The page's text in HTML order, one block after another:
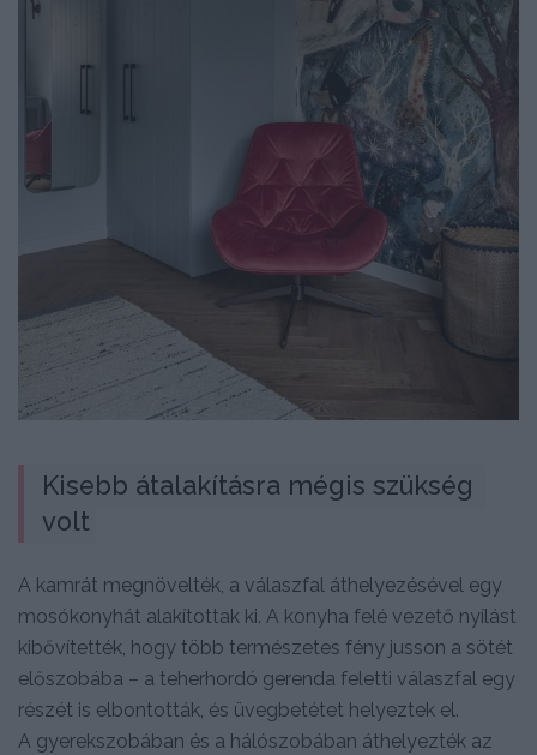
Kisebb átalakításra mégis szükség
volt
A kamrát megnövelték, a válaszfal áthelyezésével egy
mosókonyhát alakítottak ki. A konyha felé vezető nyílást
kibővítették, hogy több természetes fény jusson a sötét
előszobába – a teherhordó gerenda feletti válaszfal egy
részét is elbontották, és üvegbetétet helyeztek el.
A gyerekszobában és a hálószobában áthelyezték az